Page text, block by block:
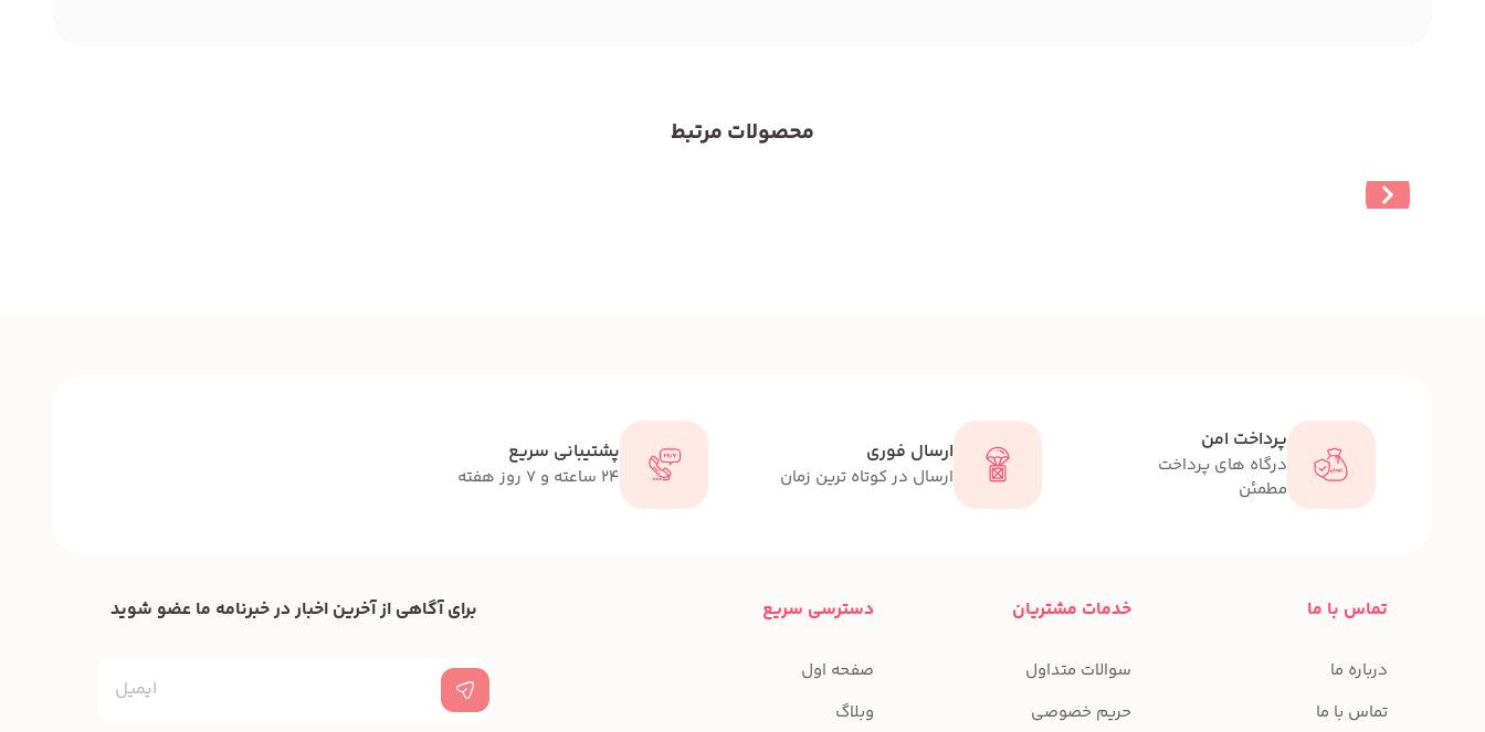
محصولات مرتبط
پرداخت امن
درگاه های پرداخت
مطمئن
ارسال فوری
ارسال در کوتاه ترین زمان
پشتیبانی سریع
24 ساعته و 7 روز هفته
تماس با ما
درباره ما
تماس با ما
خدمات مشتریان
سوالات متداول
حریم خصوصی
دسترسی سریع
صفحه اول
وبلاگ
برای آگاهی از آخرین اخبار در خبرنامه ما عضو شوید